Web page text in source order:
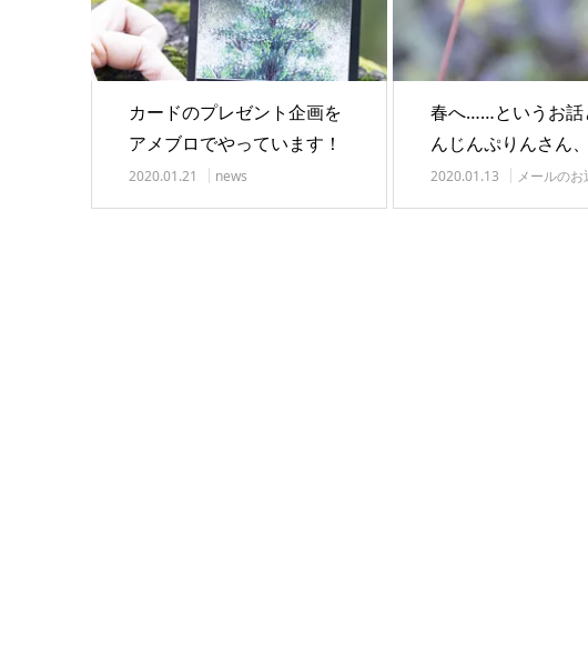
カードのプレゼント企画を
アメブロでやっています！
2020.01.21 news
春へ……というお話
んじんぷりんさん
さんへのお返事で
2020.01.13 メールのお